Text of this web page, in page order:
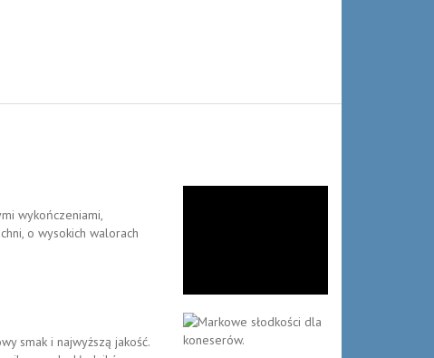
wykończeniami,
o wysokich walorach
smak i najwyższą jakość.